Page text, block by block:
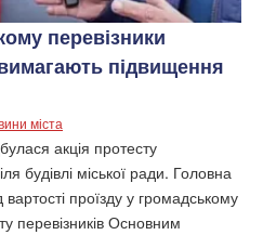
перевізники
підвищення
міста
акція протесту
будівлі міської ради. Головна
проїзду у громадському
перевізників Основним